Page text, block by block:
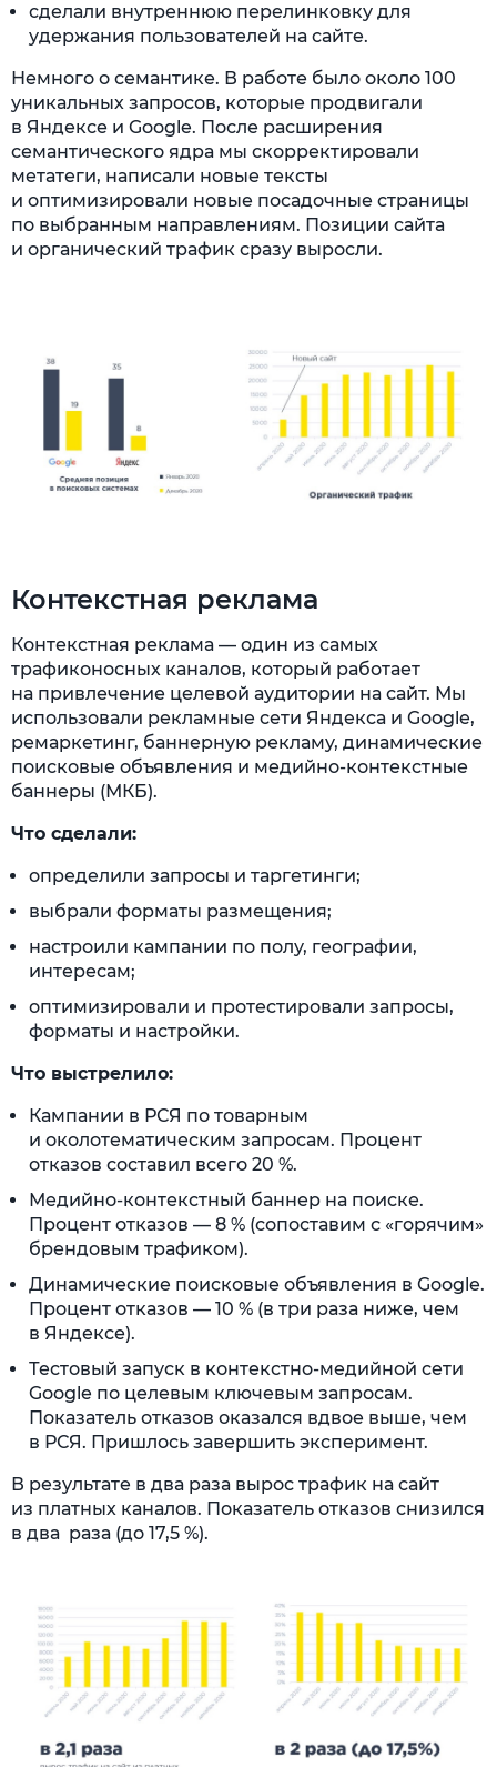
сделали внутреннюю перелинковку для
удержания пользователей на сайте.
Немного о семантике. В работе было около 100
уникальных запросов, которые продвигали
в Яндексе и Google. После расширения
семантического ядра мы скорректировали
метатеги, написали новые тексты
и оптимизировали новые посадочные страницы
по выбранным направлениям. Позиции сайта
и органический трафик сразу выросли.
Контекстная реклама
Контекстная реклама — один из самых
трафиконосных каналов, который работает
на привлечение целевой аудитории на сайт. Мы
использовали рекламные сети Яндекса и Google,
ремаркетинг, баннерную рекламу, динамические
поисковые объявления и медийно-контекстные
баннеры (МКБ).
Что сделали:
определили запросы и таргетинги;
выбрали форматы размещения;
настроили кампании по полу, географии,
интересам;
оптимизировали и протестировали запросы,
форматы и настройки.
Что выстрелило:
Кампании в РСЯ по товарным
и околотематическим запросам. Процент
отказов составил всего 20 %.
Медийно-контекстный баннер на поиске.
Процент отказов — 8 % (сопоставим с «горячим»
брендовым трафиком).
Динамические поисковые объявления в Google.
Процент отказов — 10 % (в три раза ниже, чем
в Яндексе).
Тестовый запуск в контекстно-медийной сети
Google по целевым ключевым запросам.
Показатель отказов оказался вдвое выше, чем
в РСЯ. Пришлось завершить эксперимент.
В результате в два раза вырос трафик на сайт
из платных каналов. Показатель отказов снизился
в два раза (до 17,5 %).